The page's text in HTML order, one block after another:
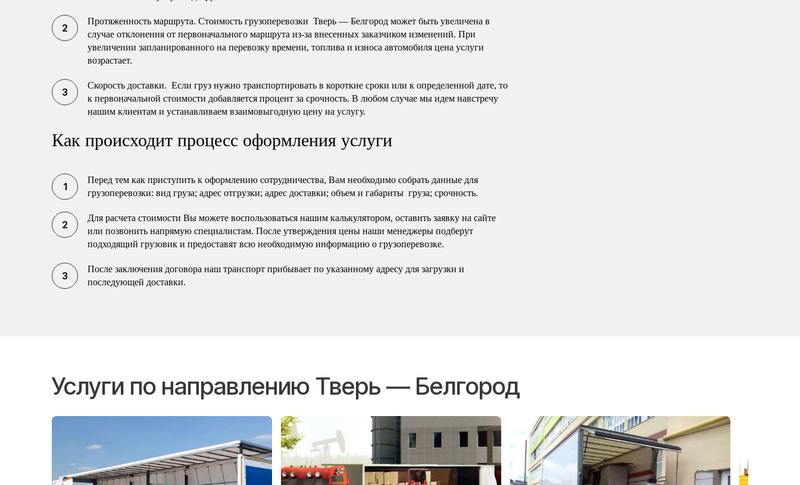
Протяженность маршрута. Стоимость грузоперевозки Тверь — Белгород может быть увеличена в
случае отклонения от первоначального маршрута из-за внесенных заказчиком изменений. При
увеличении запланированного на перевозку времени, топлива и износа автомобиля цена услуги
возрастает.
Скорость доставки. Если груз нужно транспортировать в короткие сроки или к определенной дате, то
к первоначальной стоимости добавляется процент за срочность. В любом случае мы идем навстречу
нашим клиентам и устанавливаем взаимовыгодную цену на услугу.
Как происходит процесс оформления услуги
Перед тем как приступить к оформлению сотрудничества, Вам необходимо собрать данные для
грузоперевозки: вид груза; адрес отгрузки; адрес доставки; объем и габариты груза; срочность.
Для расчета стоимости Вы можете воспользоваться нашим калькулятором, оставить заявку на сайте
или позвонить напрямую специалистам. После утверждения цены наши менеджеры подберут
подходящий грузовик и предоставят всю необходимую информацию о грузоперевозке.
После заключения договора наш транспорт прибывает по указанному адресу для загрузки и
последующей доставки.
Услуги по направлению Тверь — Белгород